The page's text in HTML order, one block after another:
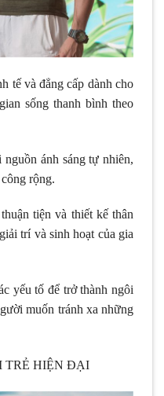
tế và đẳng cấp dành cho
sống thanh bình theo
ánh sáng tự nhiên,
rộng.
tiện và thiết kế thân
trí và sinh hoạt của gia
yếu tố để trở thành ngôi
muốn tránh xa những
TRẺ HIỆN ĐẠI